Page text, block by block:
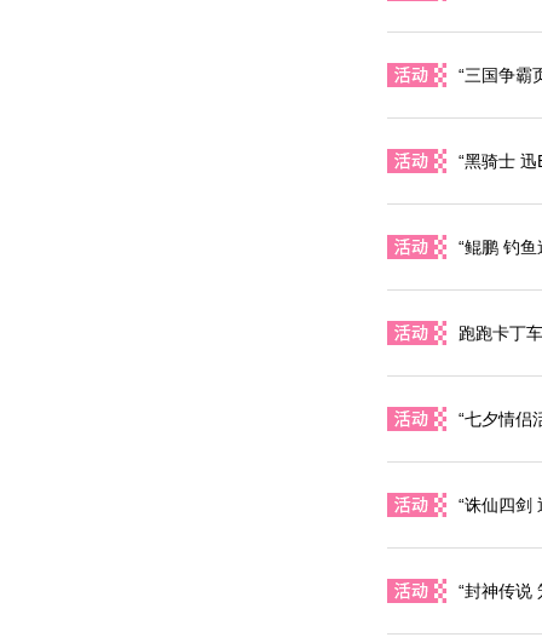
“三国争霸
“黑骑士
“鲲鹏 钓
跑跑卡丁
“七夕情侣
“诛仙四剑
“封神传说